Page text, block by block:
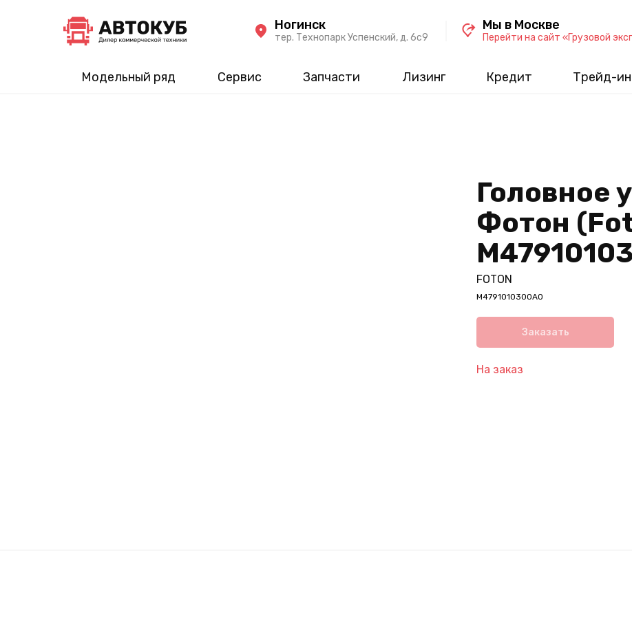
Модельный ряд Сервис Запчасти Лизинг Кредит Трейд-ин
тер. Технопарк Успенский, д. 6c9
Ногинск
Перейти на сайт «Грузовой
Мы в Москве
Головное
Фотон
FOTON
M4791010300A0
Заказать
На заказ